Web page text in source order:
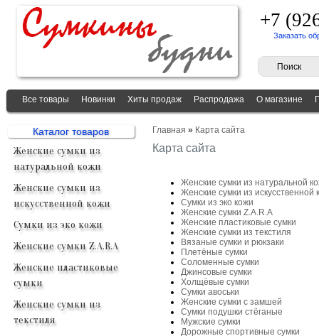
+7
Заказать
Все товары Новинки Хиты продаж Распродажа О магазине
Каталог товаров
Женские сумки из
натуральной кожи
Женские сумки из
искусственной кожи
Сумки из эко кожи
Женские сумки Z.A.R.A
Женские пластиковые
сумки
Женские сумки из
текстиля
Главная » Карта сайта
Карта сайта
Женские сумки из натуральной
Женские сумки из искусственной
Сумки из эко кожи
Женские сумки Z.A.R.A
Женские пластиковые сумки
Женские сумки из текстиля
Вязаные сумки и рюкзаки
Плетёные сумки
Соломенные сумки
Джинсовые сумки
Холщёвые сумки
Сумки авоськи
Женские сумки с замшей
Сумки подушки стёганые
Мужские сумки
Дорожные спортивные сумки